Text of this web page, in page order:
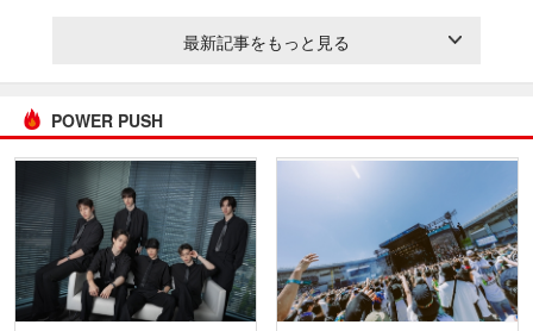
最新記事をもっと見る
POWER PUSH